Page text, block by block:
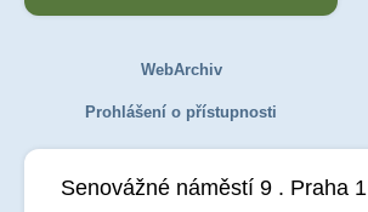
WebArchiv
Prohlášení o přístupnosti
Senovážné náměstí 9 . Praha 1